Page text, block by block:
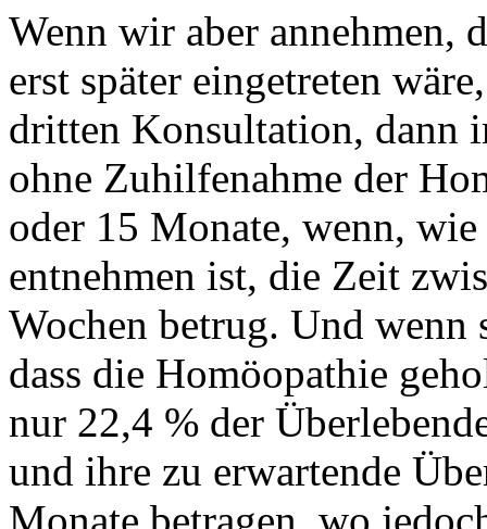
Wenn wir aber annehmen,
erst später eingetreten
dritten Konsultation, dann
ohne Zuhilfenahme der
oder 15 Monate, wenn,
entnehmen ist, die Zeit
Wochen betrug. Und wenn
dass die Homöopathie
nur 22,4 % der
und ihre zu erwartende
Monate betragen, wo